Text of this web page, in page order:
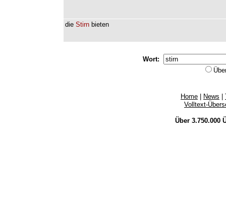
die Stirn bieten
Wort:
Home News
Volltext-
Über 3.750.000